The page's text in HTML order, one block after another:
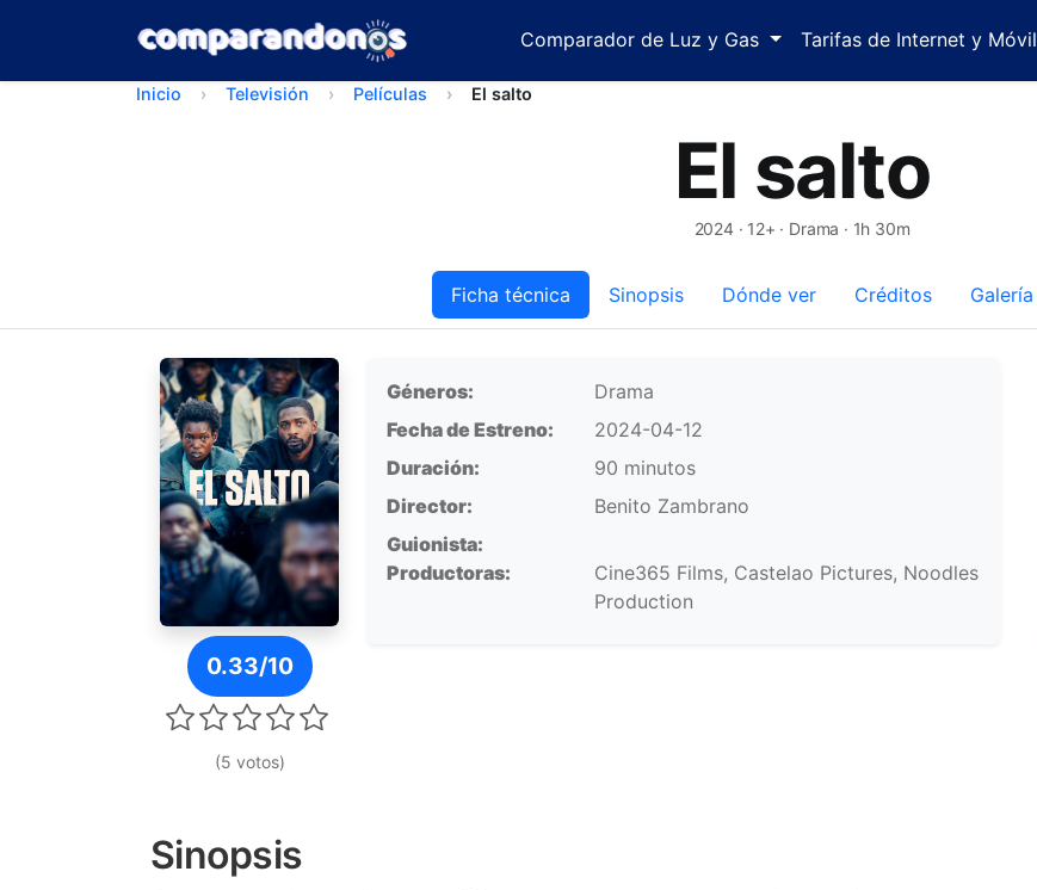
Comparador de Luz y Gas Tarifas de Internet y Móvil
Inicio Televisión Películas El salto
El salto
2024· 12+ · Drama · 1h 30m
Ficha técnica Sinopsis Dónde ver Créditos Galería
Ficha técnica
Póster de El salto
0.33/10
(5 votos)
Géneros:
Drama
Fecha de Estreno:
2024-04-12
Duración:
90 minutos
Director:
Benito Zambrano
Guionista:
Productoras:
Cine365 Films, Castelao Pictures, Noodles
Production
Sinopsis